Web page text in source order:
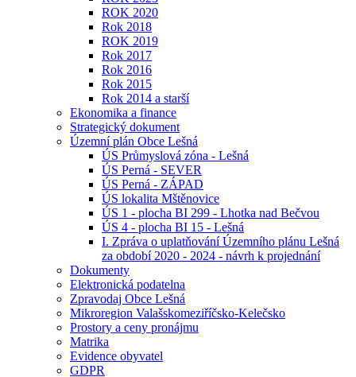
ROK 2020
Rok 2018
ROK 2019
Rok 2017
Rok 2016
Rok 2015
Rok 2014 a starší
Ekonomika a finance
Strategický dokument
Územní plán Obce Lešná
ÚS Průmyslová zóna - Lešná
ÚS Perná - SEVER
ÚS Perná - ZÁPAD
ÚS lokalita Mštěnovice
ÚS 1 - plocha BI 299 - Lhotka nad Bečvou
ÚS 4 - plocha BI 15 - Lešná
I. Zpráva o uplatňování Územního plánu Lešná
za období 2020 - 2024 - návrh k projednání
Dokumenty
Elektronická podatelna
Zpravodaj Obce Lešná
Mikroregion Valašskomeziříčsko-Kelečsko
Prostory a ceny pronájmu
Matrika
Evidence obyvatel
GDPR